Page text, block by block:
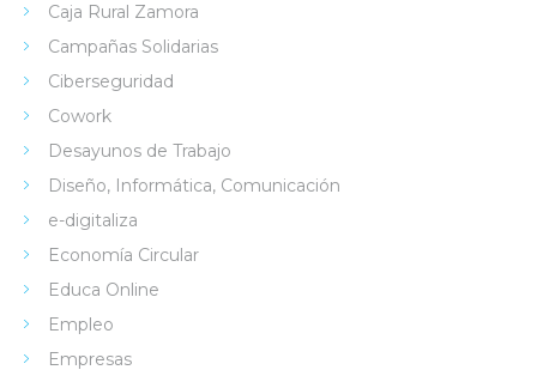
Caja Rural Zamora
Campañas Solidarias
Ciberseguridad
Cowork
Desayunos de Trabajo
Diseño, Informática, Comunicación
e-digitaliza
Economía Circular
Educa Online
Empleo
Empresas